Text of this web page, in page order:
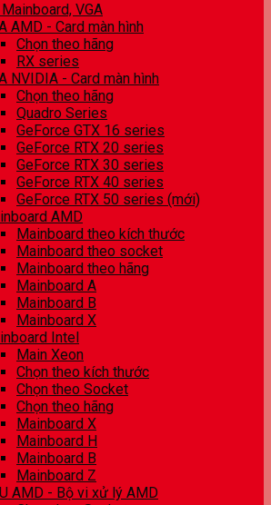
VGA
AMD - Card màn hình
Chọn theo hãng
RX series
NVIDIA - Card màn hình
Chọn theo hãng
Quadro Series
GeForce GTX 16 series
GeForce RTX 20 series
GeForce RTX 30 series
GeForce RTX 40 series
GeForce RTX 50 series (mới)
AMD
Mainboard theo kích thước
Mainboard theo socket
Mainboard theo hãng
Mainboard A
Mainboard B
Mainboard X
Intel
Main Xeon
Chọn theo kích thước
Chọn theo Socket
Chọn theo hãng
Mainboard X
Mainboard H
Mainboard B
Mainboard Z
AMD - Bộ vi xử lý AMD